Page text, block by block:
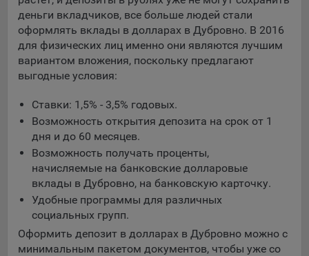
составить представление о тенденциях использования
сайта в целом. Общество использует информацию для
анализа трафика на сайтах.
9.5. Файлы cookie, применяемые для определения целевой
аудитории и в рекламных целях, например Яндекс.Метрика,
Технические/Функциональные, хранятся не более года;
Необходимые для функционирования веб-аналитических
платформ «Google Analytics», «Яндекс.Метрика»
(статистические), установлены на сервере Общества и не
передаются третьим лицам, часть из которых хранятся во
время пользования сайтом;
Остальные - не более года.
Отключение аналитических файлов cookie не позволяет
деньги вкладчиков, все больше людей стали
оформлять вклады в долларах в Дубровно. В 2016
для физических лиц именно они являются лучшим
вариантом вложения, поскольку предлагают
выгодные условия:
Ставки: 1,5% - 3,5% годовых.
Возможность открытия депозита на срок от 1
дня и до 60 месяцев.
Возможность получать проценты,
начисляемые на банковские долларовые
вклады в Дубровно, на банковскую карточку.
Удобные программы для различных
социальных групп.
Оформить депозит в долларах в Дубровно можно с
минимальным пакетом документов, чтобы уже со